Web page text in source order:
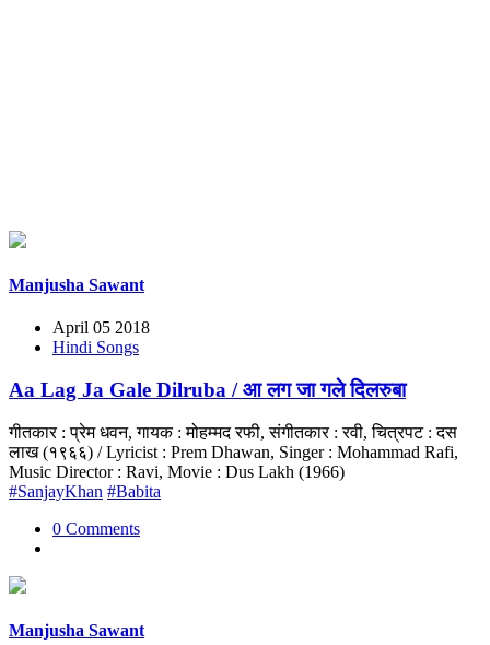
Manjusha Sawant
April 05 2018
Hindi Songs
Aa Lag Ja Gale Dilruba / आ लग जा गले दिलरुबा
गीतकार : प्रेम धवन, गायक : मोहम्मद रफी, संगीतकार : रवी, चित्रपट : दस
लाख (१९६६) / Lyricist : Prem Dhawan, Singer : Mohammad Rafi,
Music Director : Ravi, Movie : Dus Lakh (1966)
#SanjayKhan #Babita
0 Comments
Manjusha Sawant